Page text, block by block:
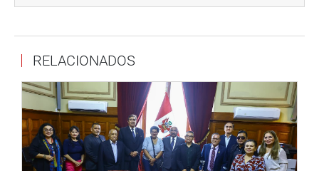
RELACIONADOS